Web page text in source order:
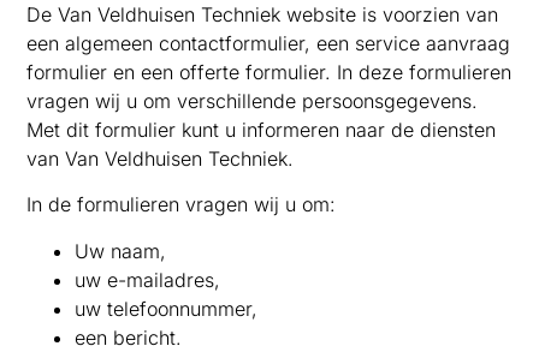
De Van Veldhuisen Techniek website is voorzien van
een algemeen contactformulier, een service aanvraag
formulier en een offerte formulier. In deze formulieren
vragen wij u om verschillende persoonsgegevens.
Met dit formulier kunt u informeren naar de diensten
van Van Veldhuisen Techniek.
In de formulieren vragen wij u om:
Uw naam,
uw e-mailadres,
uw telefoonnummer,
een bericht.